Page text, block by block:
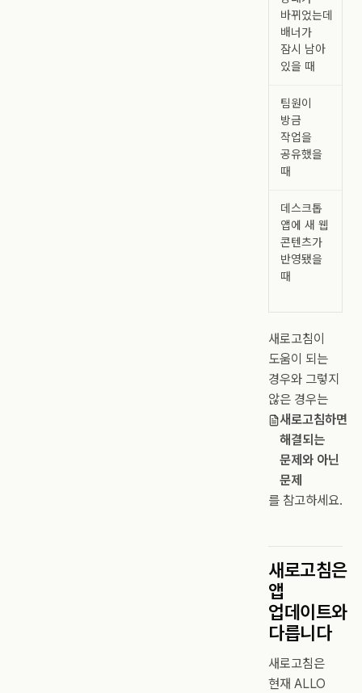
바뀌었는데
배너가
잠시 남아
있을 때
팀원이
방금
작업을
공유했을
때
데스크톱
앱에 새 웹
콘텐츠가
반영됐을
때
새로고침이
도움이 되는
경우와 그렇지
않은 경우는
새로고침하면
해결되는
문제와 아닌
문제
를 참고하세요.
새로고침은
앱
업데이트와
다릅니다
새로고침은
현재 ALLO